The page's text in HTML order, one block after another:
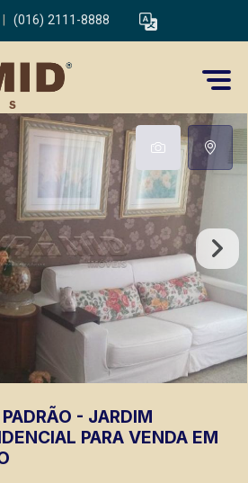
(016) 2111-8888
PADRÃO - JARDIM
PARA VENDA EM